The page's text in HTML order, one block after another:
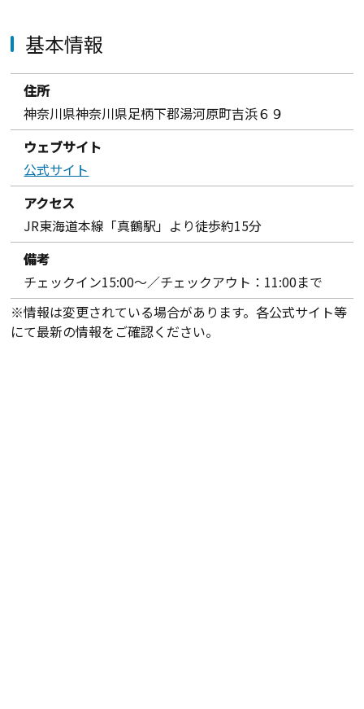
基本情報
住所
神奈川県神奈川県足柄下郡湯河原町吉浜６９
ウェブサイト
公式サイト
アクセス
JR東海道本線「真鶴駅」より徒歩約15分
備考
チェックイン15:00～／チェックアウト：11:00まで
※情報は変更されている場合があります。各公式サイト等
にて最新の情報をご確認ください。